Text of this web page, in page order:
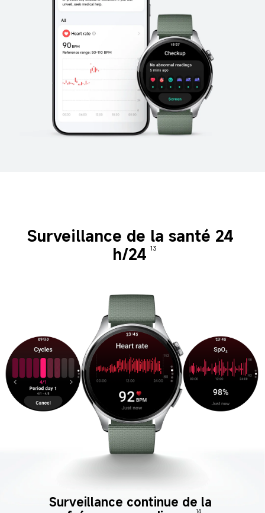
Surveillance de la santé 24
h/24 13
Surveillance continue de la
14
Surveillance continue de la